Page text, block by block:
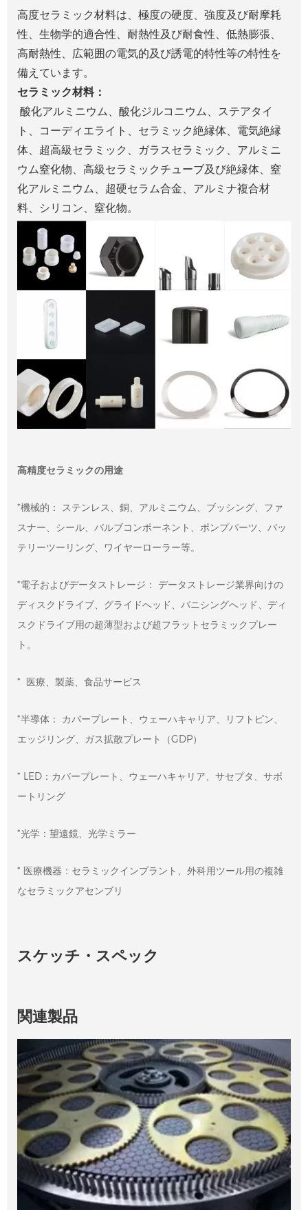
高度セラミック材料は、極度の硬度、強度及び耐摩耗
性、生物学的適合性、耐熱性及び耐食性、低熱膨張、
高耐熱性、広範囲の電気的及び誘電的特性等の特性を
備えています。
セラミック材料：
酸化アルミニウム、酸化ジルコニウム、ステアタイ
ト、コーディエライト、セラミック絶縁体、電気絶縁
体、超高級セラミック、ガラスセラミック、アルミニ
ウム窒化物、高級セラミックチューブ及び絶縁体、窒
化アルミニウム、超硬セラム合金、アルミナ複合材
料、シリコン、窒化物。
高精度セラミックの用途
*機械的： ステンレス、銅、アルミニウム、ブッシング、ファ
スナー、シール、バルブコンポーネント、ポンプパーツ、バッ
テリーツーリング、ワイヤーローラー等。
*電子およびデータストレージ： データストレージ業界向けの
ディスクドライブ、グライドへッド、バニシングへッド、ディ
スクドライブ用の超薄型および超フラットセラミックプレー
ト。
* 医療、製薬、食品サービス
*半導体： カバープレート、ウェーハキャリア、リフトピン、
エッジリング、ガス拡散プレート（GDP）
* LED：カバープレート、ウェーハキャリア、サセプタ、サポ
ートリング
*光学：望遠鏡、光学ミラー
* 医療機器：セラミックインプラント、外科用ツール用の複雑
なセラミックアセンブリ
スケッチ・スペック
関連製品
当社は、精密研磨機及び片面・両面研磨システム
削効率、高い耐摩耗性と砥粒消費量、良好な表面